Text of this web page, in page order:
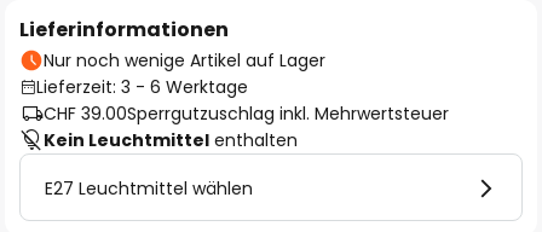
Lieferinformationen
Nur noch wenige Artikel auf Lager
Lieferzeit: 3 - 6 Werktage
CHF 39.00Sperrgutzuschlag inkl. Mehrwertsteuer
Kein Leuchtmittel enthalten
E27 Leuchtmittel wählen